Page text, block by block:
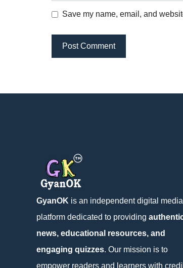
Save my name, email, and
GyanOK is an independent digital media
platform dedicated to providing
news, educational resources, and
engaging quizzes. Our mission is to
empower readers and learners with